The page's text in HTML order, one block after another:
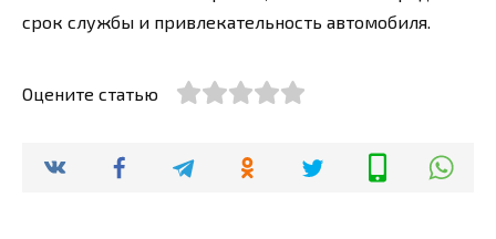
срок службы и привлекательность автомобиля.
Оцените статью